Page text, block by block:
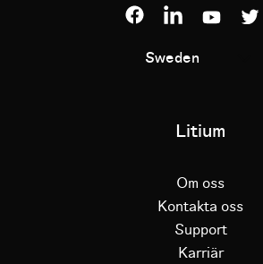
Sweden
Litium
Om oss
Kontakta oss
Support
Karriär